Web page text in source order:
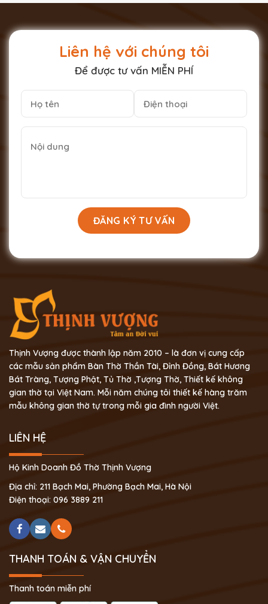
Liên hệ với chúng tôi
Để được tư vấn MIỄN PHÍ
Thịnh Vượng được thành lập năm 2010 – là đơn vị cung cấp
các mẫu sản phẩm Bàn Thờ Thần Tài, Đỉnh Đồng, Bát Hương
Bát Tràng, Tượng Phật, Tủ Thờ ,Tượng Thờ, Thiết kế không
gian thờ tại Việt Nam. Mỗi năm chúng tôi thiết kế hàng trăm
mẫu không gian thờ tự trong mỗi gia đình người Việt.
LIÊN HỆ
Hộ Kinh Doanh Đồ Thờ Thịnh Vượng
Địa chỉ: 211 Bạch Mai, Phường Bạch Mai, Hà Nội
Điện thoại: 096 3889 211
THANH TOÁN & VẬN CHUYỂN
Thanh toán miễn phí